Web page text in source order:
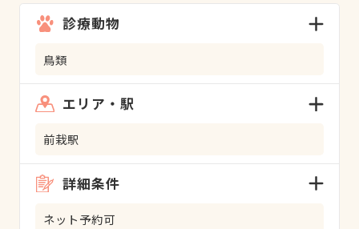
診療動物
鳥類
エリア・駅
前栽駅
詳細条件
ネット予約可